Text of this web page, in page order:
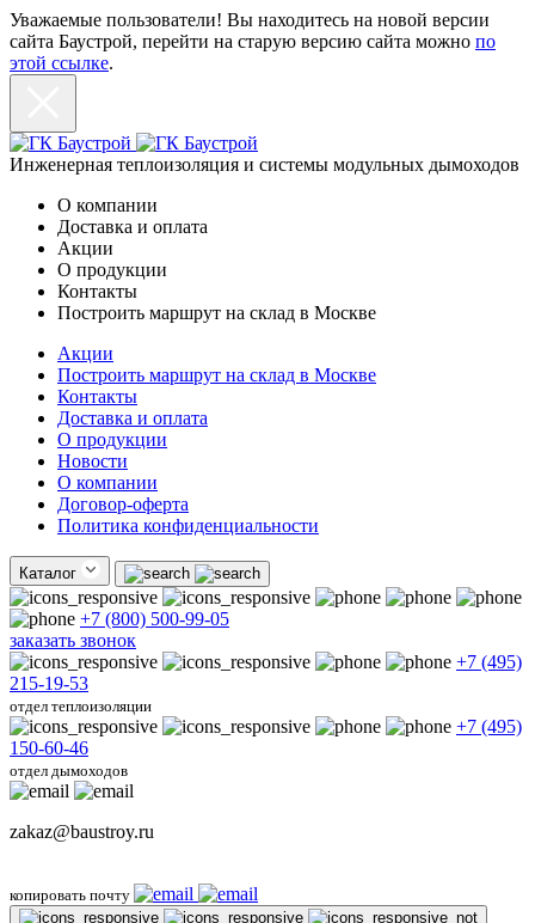
Уважаемые пользователи! Вы находитесь на новой версии
сайта Баустрой, перейти на старую версию сайта можно по
этой ссылке.
Инженерная теплоизоляция и системы модульных дымоходов
О компании
Доставка и оплата
Акции
О продукции
Контакты
Построить маршрут на склад в Москве
Акции
Построить маршрут на склад в Москве
Контакты
Доставка и оплата
О продукции
Новости
О компании
Договор-оферта
Политика конфиденциальности
Каталог
+7 (800) 500-99-05
заказать звонок
+7 (495)
215-19-53
отдел теплоизоляции
+7 (495)
150-60-46
отдел дымоходов
zakaz@baustroy.ru
копировать почту